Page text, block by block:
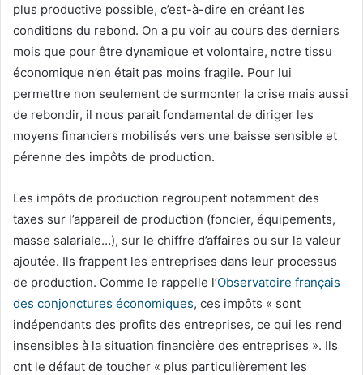
plus productive possible, c’est-à-dire en créant les
conditions du rebond. On a pu voir au cours des derniers
mois que pour être dynamique et volontaire, notre tissu
économique n’en était pas moins fragile. Pour lui
permettre non seulement de surmonter la crise mais aussi
de rebondir, il nous parait fondamental de diriger les
moyens financiers mobilisés vers une baisse sensible et
pérenne des impôts de production.
Les impôts de production regroupent notamment des
taxes sur l’appareil de production (foncier, équipements,
masse salariale…), sur le chiffre d’affaires ou sur la valeur
ajoutée. Ils frappent les entreprises dans leur processus
de production. Comme le rappelle l’Observatoire français
des conjonctures économiques, ces impôts « sont
indépendants des profits des entreprises, ce qui les rend
insensibles à la situation financière des entreprises ». Ils
ont le défaut de toucher « plus particulièrement les